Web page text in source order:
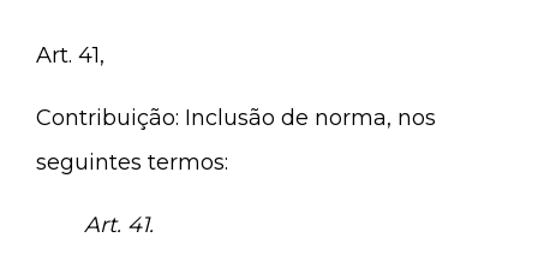
Art. 41,
Contribuição: Inclusão de norma, nos
seguintes termos:
Art. 41.